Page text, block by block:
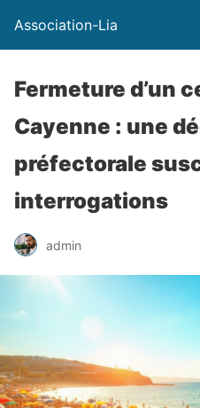
Association-Lia
Fermeture d’un
Cayenne : une
préfectorale
interrogations
admin